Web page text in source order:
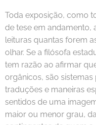
Toda exposição, como
de tese em andamento,
leituras quantas forem
olhar. Se a filósofa
tem razão ao afirmar
orgânicos, são
traduções e maneiras
sentidos de uma
maior ou menor grau,